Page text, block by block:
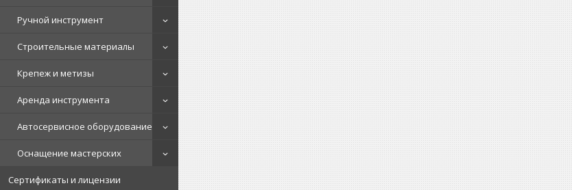
Ручной инструмент
Строительные материалы
Крепеж и метизы
Аренда инструмента
Автосервисное оборудование
Оснащение мастерских
Сертификаты и лицензии